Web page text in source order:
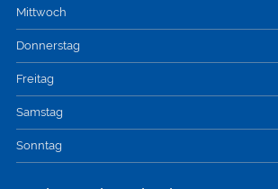
Mittwoch
Donnerstag
Freitag
Samstag
Sonntag